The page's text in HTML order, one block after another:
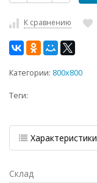
К сравнению
Категории: 800x800
Теги:
Характеристики
Склад